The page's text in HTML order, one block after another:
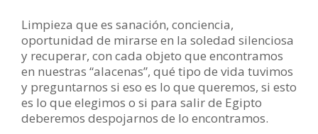
Limpieza que es sanación, conciencia,
oportunidad de mirarse en la soledad silenciosa
y recuperar, con cada objeto que encontramos
en nuestras “alacenas”, qué tipo de vida tuvimos
y preguntarnos si eso es lo que queremos, si esto
es lo que elegimos o si para salir de Egipto
deberemos despojarnos de lo encontramos.